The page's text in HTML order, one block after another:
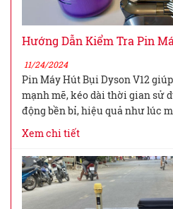
Hướng Dẫn Kiểm Tra Pin
11/24/2024
Pin Máy Hút Bụi Dyson V12
mạnh mẽ, kéo dài thời gian sử
động bền bỉ, hiệu quả như lúc
Xem chi tiết